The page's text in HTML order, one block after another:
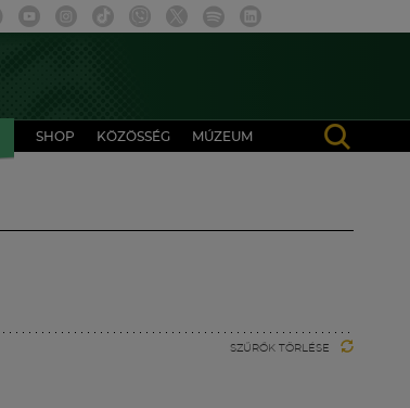
SHOP KÖZÖSSÉG MÚZEUM
SZŰRŐK TÖRLÉSE